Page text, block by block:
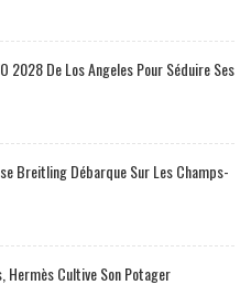
2028 De Los Angeles Pour Séduire Ses
Breitling Débarque Sur Les Champs-
Hermès Cultive Son Potager